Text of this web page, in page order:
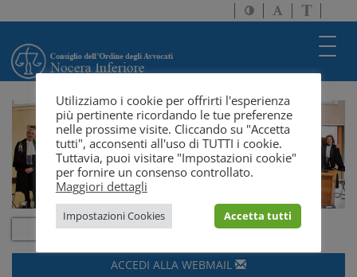
Attiva/disattiva
alto
Attiva/
dimensione
a
solo
testo
ACCEDI ALLA WEBMAIL
Utilizziamo i cookie per offrirti l'esperienza
più pertinente ricordando le tue preferenze
nelle prossime visite. Cliccando su "Accetta
tutti", acconsenti all'uso di TUTTI i cookie.
Tuttavia, puoi visitare "Impostazioni cookie"
per fornire un consenso controllato.
Maggiori dettagli
Impostazioni Cookies Accetta tutti